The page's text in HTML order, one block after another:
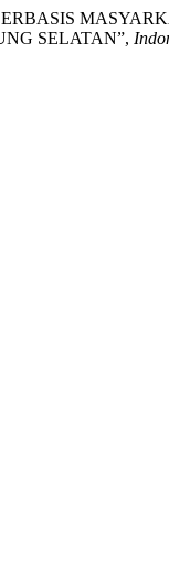
SELATAN”,